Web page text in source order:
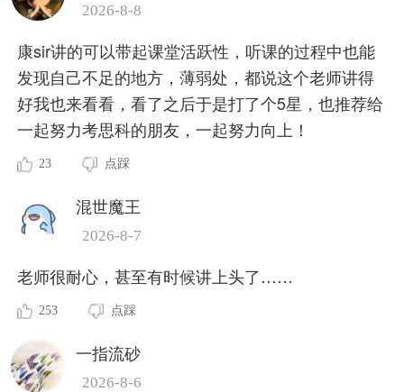
2026-8-8
康sir讲的可以带起课堂活跃性，听课的过程中也能
发现自己不足的地方，薄弱处，都说这个老师讲得
好我也来看看，看了之后于是打了个5星，也推荐给
一起努力考思科的朋友，一起努力向上！
23 点踩
混世魔王
2026-8-7
老师很耐心，甚至有时候讲上头了……
253 点踩
一指流砂
2026-8-6